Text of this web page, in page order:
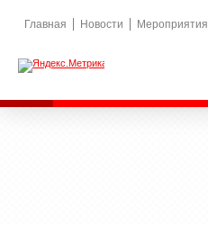
Главная Новости Мероприятия